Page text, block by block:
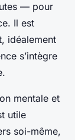
— pour
Il est
idéalement
s’intègre
mentale et
utile
soi-même,